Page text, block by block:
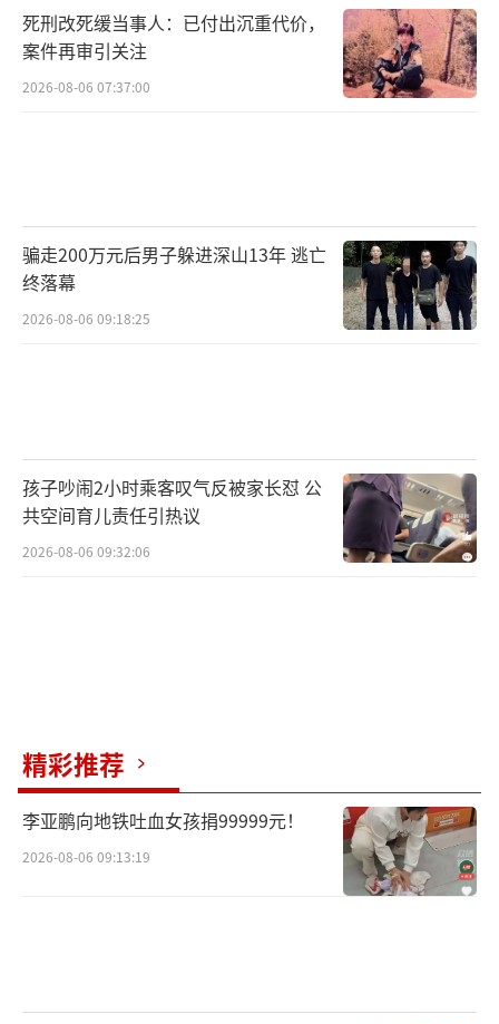
死刑改死缓当事人：已付出沉重代价，
案件再审引关注
2026-08-06 07:37:00
骗走200万元后男子躲进深山13年 逃亡
终落幕
2026-08-06 09:18:25
孩子吵闹2小时乘客叹气反被家长怼 公
共空间育儿责任引热议
2026-08-06 09:32:06
精彩推荐
李亚鹏向地铁吐血女孩捐99999元！
2026-08-06 09:13:19